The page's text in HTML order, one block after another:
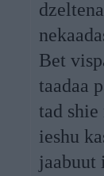
Bet
taadaa
tad
ieshu
jaabuut